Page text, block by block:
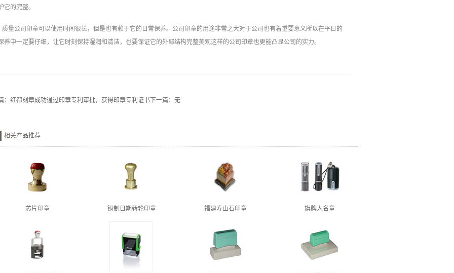
它的完整。
质量公司印章可以使用时间很长，但是也有赖于它的日常保养。公司印章的用途非常之大对于公司也有着重要意义所以在平日的
养中一定要仔细，让它时刻保持湿润和清洁，也要保证它的外部结构完整美观这样的公司印章也更能凸显公司的实力。
：红都刻章成功通过印章专利审批，获得印章专利证书 下一篇：无
相关产品推荐
芯片印章 铜制日期转轮印章 福建寿山石印章 旗牌人名章